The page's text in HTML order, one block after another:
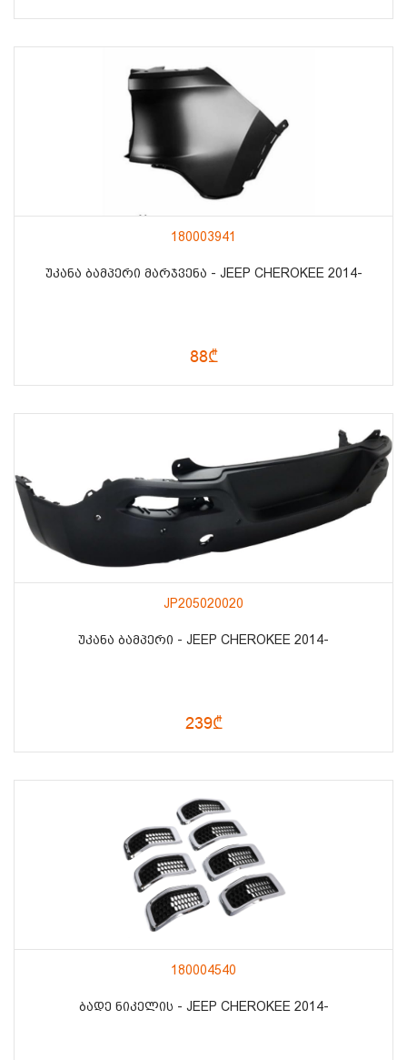
180003941
ᲣᲙᲐᲜᲐ ᲑᲐᲛᲞᲔᲠᲘ ᲛᲐᲠᲯᲕᲔᲜᲐ - JEEP CHEROKEE 2014-
88₾
JP205020020
ᲣᲙᲐᲜᲐ ᲑᲐᲛᲞᲔᲠᲘ - JEEP CHEROKEE 2014-
239₾
180004540
ᲑᲐᲓᲔ ᲜᲘᲙᲔᲚᲘᲡ - JEEP CHEROKEE 2014-